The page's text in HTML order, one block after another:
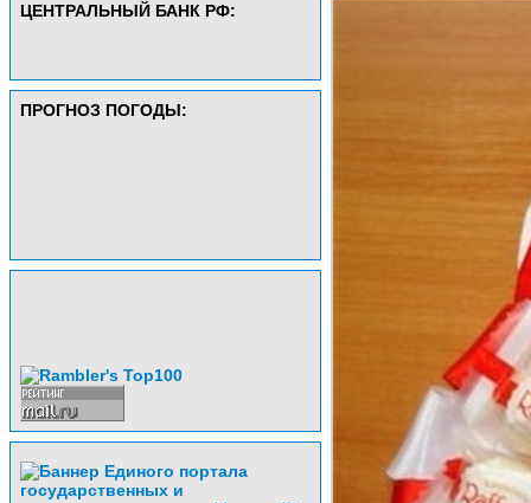
ЦЕНТРАЛЬНЫЙ БАНК РФ:
ПРОГНОЗ ПОГОДЫ: